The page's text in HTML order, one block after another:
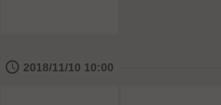
🕔 2018/11/10 10:00